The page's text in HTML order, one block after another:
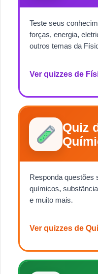
Teste seus
forças, energia,
outros temas da
Ver quizzes de
Quiz
Responda questões
químicos,
e muito mais.
Ver quizzes de